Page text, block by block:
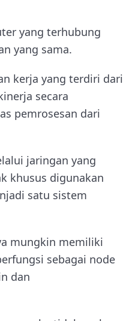
yang terhubung
yang sama.
kerja yang terdiri dari
secara
pemrosesan dari
jaringan yang
khusus digunakan
satu sistem
mungkin memiliki
sebagai node
dan